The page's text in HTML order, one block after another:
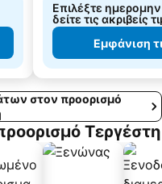
Επιλέξτε
δείτε τις ακριβείς
Εμφάνιση
στον προορισμό
Τεργέστη